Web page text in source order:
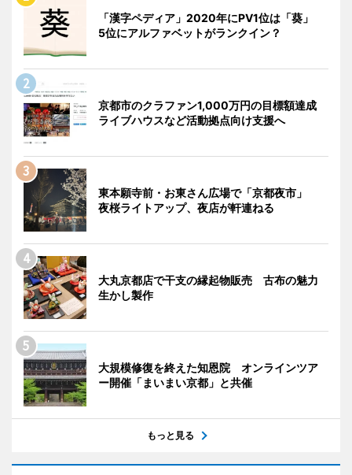
「漢字ペディア」2020年にPV1位は「葵」
5位にアルファベットがランクイン？
京都市のクラファン1,000万円の目標額達成
ライブハウスなど活動拠点向け支援へ
東本願寺前・お東さん広場で「京都夜市」
夜桜ライトアップ、夜店が軒連ねる
大丸京都店で干支の縁起物販売 古布の魅力
生かし製作
大規模修復を終えた知恩院 オンラインツア
ー開催「まいまい京都」と共催
もっと見る